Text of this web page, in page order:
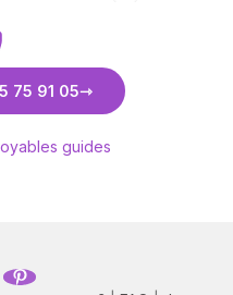
75 91 05
guides